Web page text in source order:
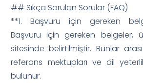
## Sıkça Sorulan Sorular (FAQ)
**1. Başvuru için gereken
Başvuru için gereken belgeler,
sitesinde belirtilmiştir. Bunlar
referans mektupları ve dil
bulunur.